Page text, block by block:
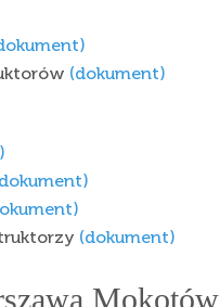
(dokument)
(dokument)
Mokotów